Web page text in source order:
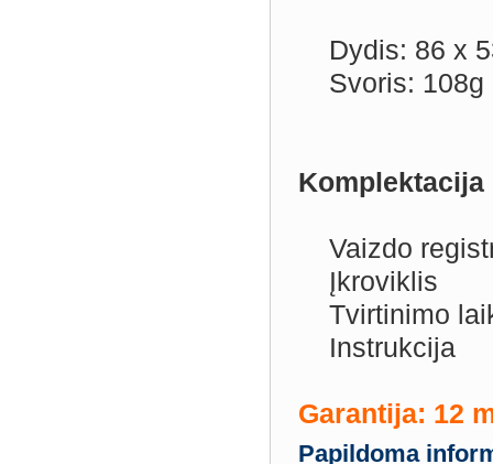
Dydis: 86 x
Svoris: 108g
Komplektacija
Vaizdo
Įkroviklis
Tvirtinimo
Instrukcija
Garantija: 12
Papildoma